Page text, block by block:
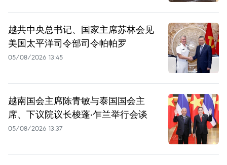
越共中央总书记、国家主席苏林会见
美国太平洋司令部司令帕帕罗
05/08/2026 13:45
越南国会主席陈青敏与泰国国会主
席、下议院议长梭蓬·乍兰举行会谈
05/08/2026 13:37